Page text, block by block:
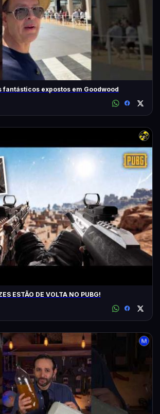
fantásticos expostos em Goodwood
ESTÃO DE VOLTA NO PUBG!